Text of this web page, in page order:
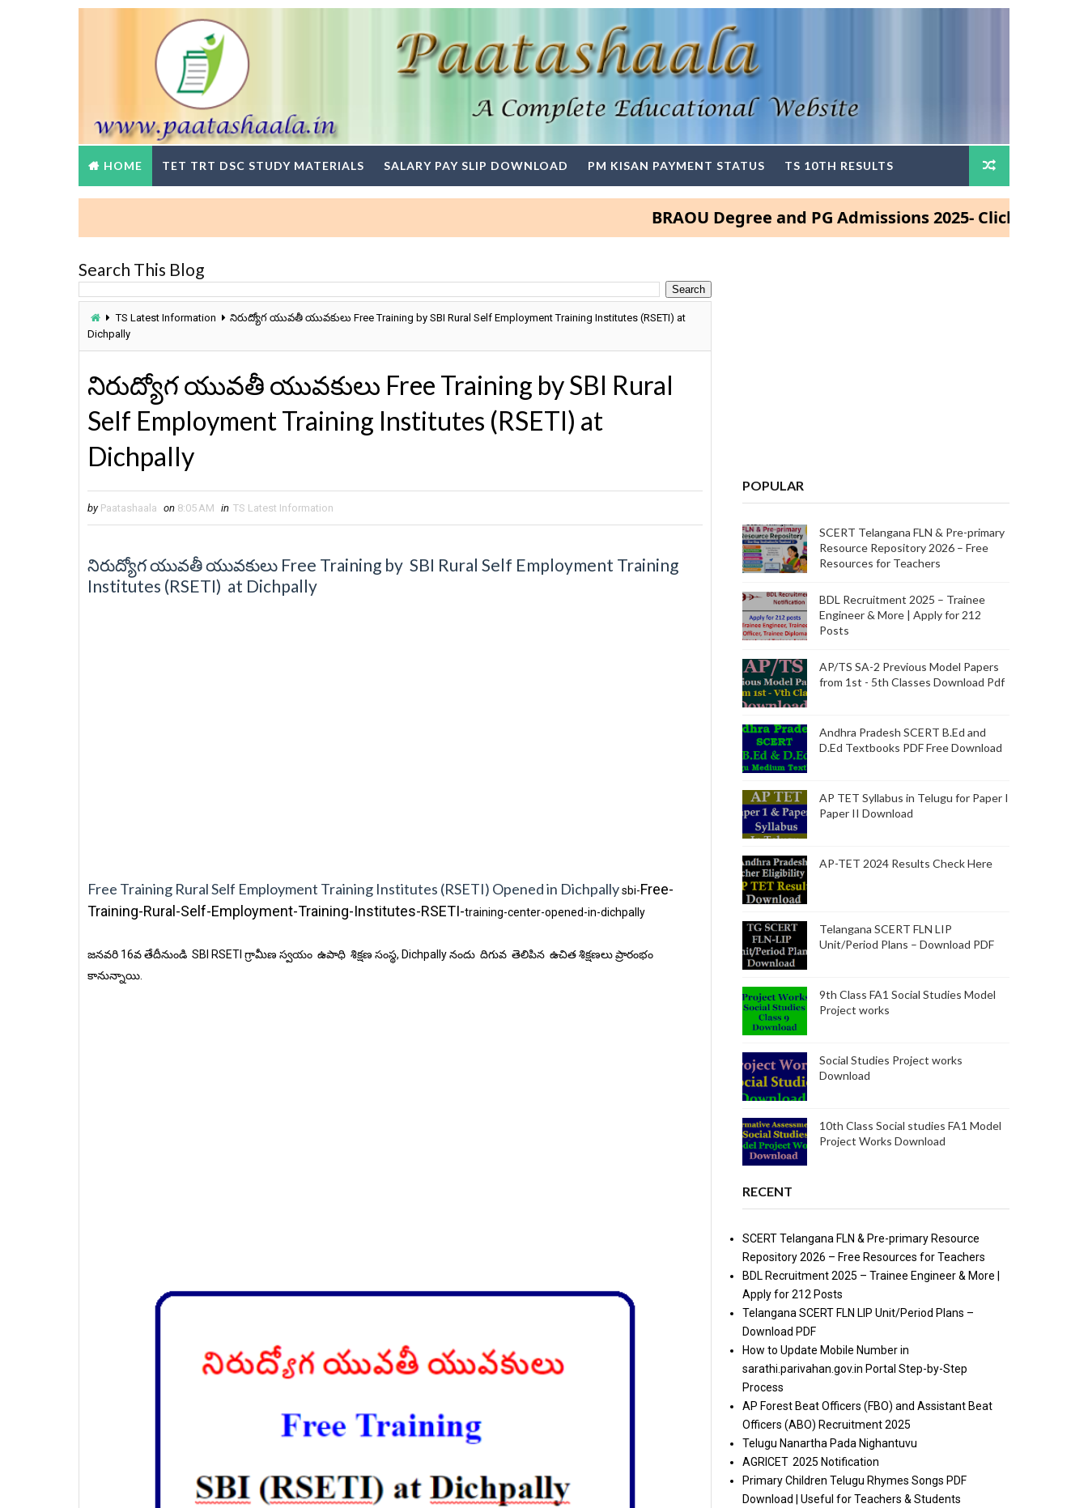
HOME TET TRT DSC STUDY MATERIALS SALARY PAY SLIP DOWNLOAD PM KISAN PAYMENT STATUS TS 10TH RESULTS
BRAOU Degree and PG Admissions 2025- Click Here
Search This Blog
TS Latest Information
నిరుద్యోగ యువతీ యువకులు Free Training by SBI Rural Self Employment Training Institutes (RSETI) at
Dichpally
నిరుద్యోగ యువతీ యువకులు Free Training by SBI Rural
Self Employment Training Institutes (RSETI) at
Dichpally
by Paatashaala on 8:05 AM in TS Latest Information
నిరుద్యోగ యువతీ యువకులు Free Training by SBI Rural Self Employment Training
Institutes (RSETI) at Dichpally
Free Training Rural Self Employment Training Institutes (RSETI) Opened in Dichpallysbi-Free-
Training-Rural-Self-Employment-Training-Institutes-RSETI-training-center-opened-in-dichpally
జనవరి 16వ తేదీనుండి SBI RSETI గ్రామీణ స్వయం ఉపాధి శిక్షణ సంస్థ, Dichpally నందు దిగువ తెలిపిన ఉచిత శిక్షణలు ప్రారంభం
కానున్నాయి.
POPULAR
SCERT Telangana FLN & Pre-primary
Resource Repository 2026 – Free
Resources for Teachers
BDL Recruitment 2025 – Trainee
Engineer & More | Apply for 212
Posts
AP/TS SA-2 Previous Model Papers
from 1st - 5th Classes Download Pdf
Andhra Pradesh SCERT B.Ed and
D.Ed Textbooks PDF Free Download
AP TET Syllabus in Telugu for Paper I
Paper II Download
AP-TET 2024 Results Check Here
Telangana SCERT FLN LIP
Unit/Period Plans – Download PDF
9th Class FA1 Social Studies Model
Project works
Social Studies Project works
Download
10th Class Social studies FA1 Model
Project Works Download
RECENT
SCERT Telangana FLN & Pre-primary Resource
Repository 2026 – Free Resources for Teachers
BDL Recruitment 2025 – Trainee Engineer & More |
Apply for 212 Posts
Telangana SCERT FLN LIP Unit/Period Plans –
Download PDF
How to Update Mobile Number in
sarathi.parivahan.gov.in Portal Step-by-Step
Process
AP Forest Beat Officers (FBO) and Assistant Beat
Officers (ABO) Recruitment 2025
Telugu Nanartha Pada Nighantuvu
AGRICET 2025 Notification
Primary Children Telugu Rhymes Songs PDF
Download | Useful for Teachers & Students